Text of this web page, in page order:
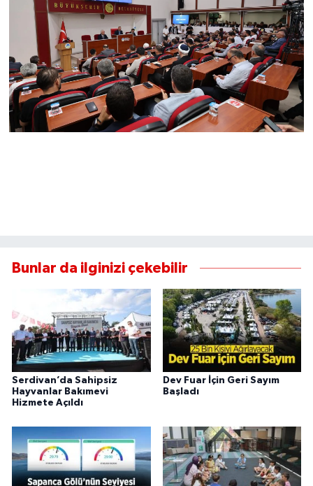
Bunlar da ilginizi çekebilir
Serdivan’da Sahipsiz
Hayvanlar Bakımevi
Hizmete Açıldı
Dev Fuar İçin Geri Sayım
Başladı